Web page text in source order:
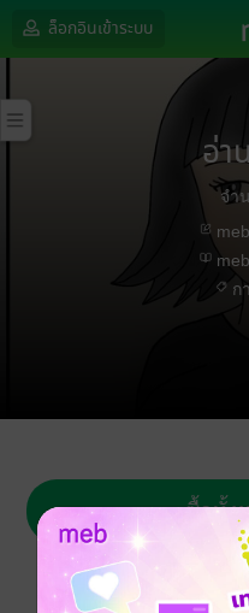
ล็อกอินเข้าระบบ
อ่า
จำ
ก
ซื้อทั้ง